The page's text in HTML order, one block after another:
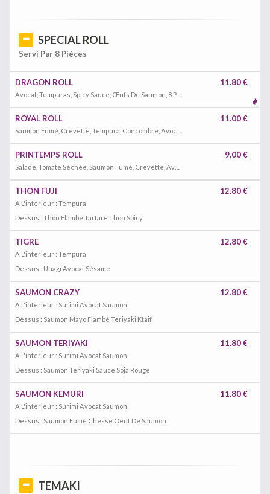
SPECIAL ROLL
Servi Par 8 Pièces
DRAGON ROLL 11.80 €
ROYAL ROLL 11.00 €
PRINTEMPS ROLL 9.00 €
THON FUJI
A L'interieur : Tempura
Dessus : Thon Flambé Tartare Thon Spicy
12.80 €
TIGRE
A L'interieur : Tempura
Dessus : Unagi Avocat Sésame
12.80 €
SAUMON CRAZY
A L'interieur : Surimi Avocat Saumon
Dessus : Saumon Mayo Flambé Teriyaki Ktaif
12.80 €
SAUMON TERIYAKI
A L'interieur : Surimi Avocat Saumon
Dessus : Saumon Teriyaki Sauce Soja Rouge
11.80 €
SAUMON KEMURI
A L'interieur : Surimi Avocat Saumon
Dessus : Saumon Fumé Chesse Oeuf De Saumon
11.80 €
TEMAKI